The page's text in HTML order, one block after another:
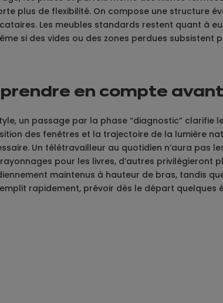
plus de flexibilité. On compose une structure
Les meubles standards restent quant à
si des vides ou des zones perdues subsistent
en compte
un passage par la phase “diagnostic” clarifie
des fenêtres et la trajectoire de la lumière
Un télétravailleur au quotidien n’aura pas
pour les livres, d’autres privilégieront
maintenus à hauteur de bras, tandis
rapidement, prévoir dès le départ